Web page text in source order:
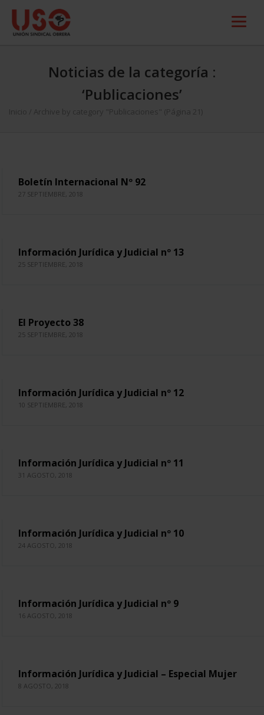
Noticias de la categoría :
‘Publicaciones’
Inicio Archive by category "Publicaciones" (Página 21)
Boletín Internacional Nº 92
27 SEPTIEMBRE, 2018
Información Jurídica y Judicial nº 13
25 SEPTIEMBRE, 2018
El Proyecto 38
25 SEPTIEMBRE, 2018
Información Jurídica y Judicial nº 12
10 SEPTIEMBRE, 2018
Información Jurídica y Judicial nº 11
31 AGOSTO, 2018
Información Jurídica y Judicial nº 10
24 AGOSTO, 2018
Información Jurídica y Judicial nº 9
16 AGOSTO, 2018
Información Jurídica y Judicial – Especial Mujer
8 AGOSTO, 2018